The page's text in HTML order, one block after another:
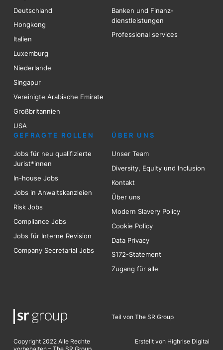
Deutschland
Hongkong
Italien
Luxemburg
Niederlande
Singapur
Vereinigte Arabische Emirate
Großbritannien
USA
Banken und Finanz-
dienstleistungen
Professional services
GEFRAGTE ROLLEN
Jobs für neu qualifizierte
Jurist*innen
In-house Jobs
Jobs in Anwaltskanzleien
RiskJobs
Compliance Jobs
Jobs für Interne Revision
Company Secretarial Jobs
ÜBER UNS
Unser Team
Diversity, Equity und Inclusion
Kontakt
Über uns
Modern Slavery Policy
Cookie Policy
Data Privacy
S172-Statement
Zugang für alle
Teil von The SR Group
Copyright 2022 Alle Rechte
Erstellt von Highrise Digital